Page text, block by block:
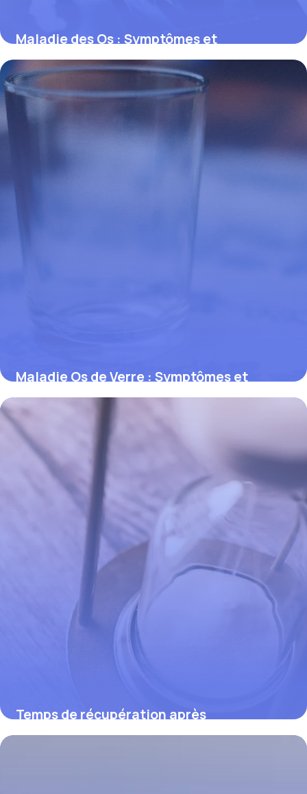
Maladie des Os : Symptômes et
Traitements 2026
2 mai 2026
Maladie Os de Verre : Symptômes et
Traitements
9 avril 2026
Temps de récupération après
arthroscopie du genou : ce que vous